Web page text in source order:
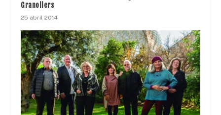
Granollers
25 abril 2014